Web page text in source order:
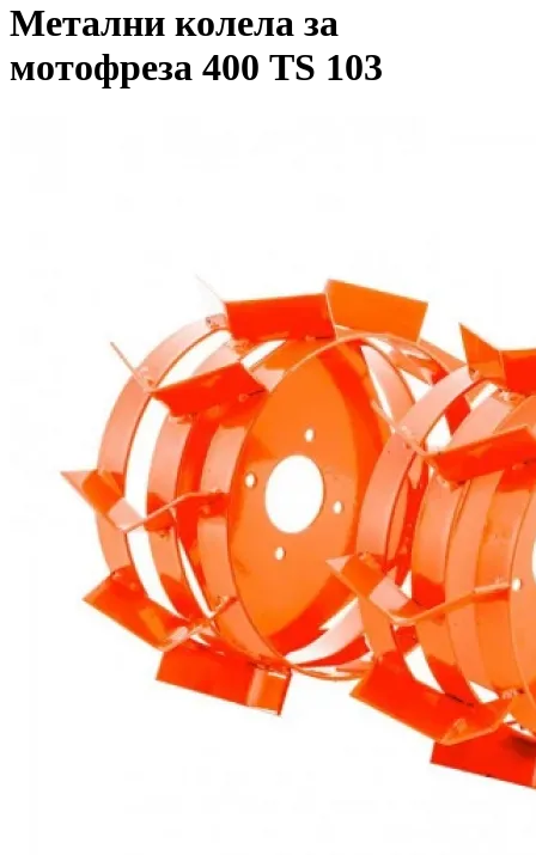
Метални колела за
мотофреза 400 TS 103